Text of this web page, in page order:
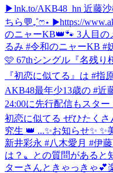
▶︎lnk.to/AKB48_hn 近藤
ちら💬₊˚ෆ⋆ ▶︎https://
のニャーKB👑🐾 3人目の
るみ #令和のニャーKB #
🩷 67thシングル『名残り
『初恋に似てる』は #指
AKB48最年少13歳の #近
24:00に先行配信もスター
初恋に似てる ぜひたくさ
究生 👑 ...✨お知らせ✨ ✨
新井彩永 #八木愛月 #伊
は？〟との質問があると
ターさんときゃっきゃ💕